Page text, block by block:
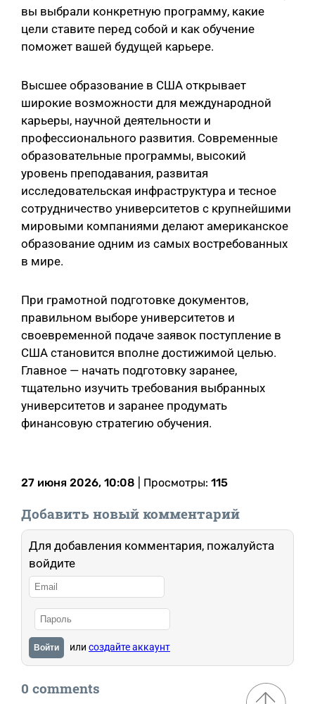
вы выбрали конкретную программу, какие
цели ставите перед собой и как обучение
поможет вашей будущей карьере.
Высшее образование в США открывает
широкие возможности для международной
карьеры, научной деятельности и
профессионального развития. Современные
образовательные программы, высокий
уровень преподавания, развитая
исследовательская инфраструктура и тесное
сотрудничество университетов с крупнейшими
мировыми компаниями делают американское
образование одним из самых востребованных
в мире.
При грамотной подготовке документов,
правильном выборе университетов и
своевременной подаче заявок поступление в
США становится вполне достижимой целью.
Главное — начать подготовку заранее,
тщательно изучить требования выбранных
университетов и заранее продумать
финансовую стратегию обучения.
27 июня 2026, 10:08 | Просмотры: 115
Добавить новый комментарий
Для добавления комментария, пожалуйста
войдите
Войти или создайте аккаунт
0 comments